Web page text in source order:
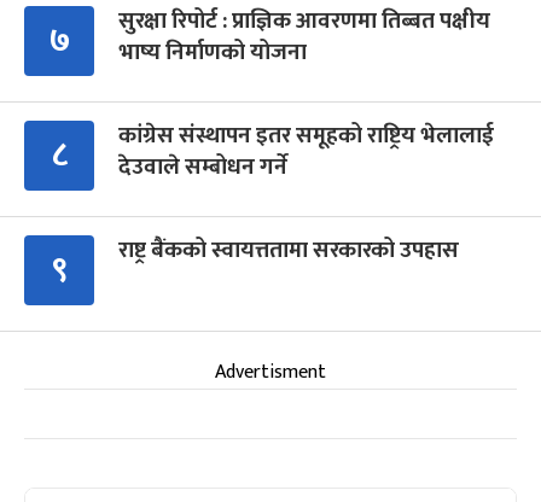
७
सुरक्षा रिपोर्ट : प्राज्ञिक आवरणमा तिब्बत पक्षीय
भाष्य निर्माणको योजना
८
कांग्रेस संस्थापन इतर समूहको राष्ट्रिय भेलालाई
देउवाले सम्बोधन गर्ने
९ राष्ट्र बैंकको स्वायत्ततामा सरकारको उपहास
Advertisment